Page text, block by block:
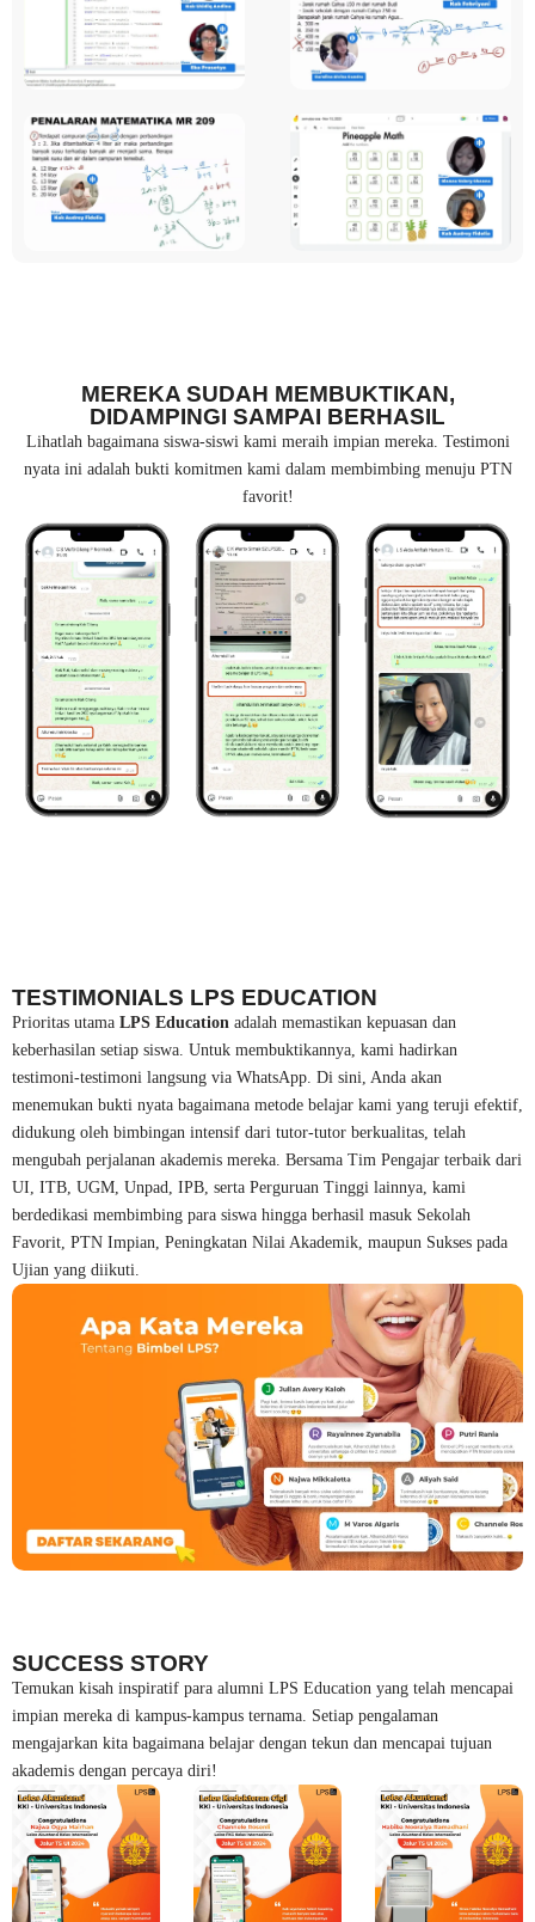
MEREKA SUDAH MEMBUKTIKAN,
DIDAMPINGI SAMPAI BERHASIL
Lihatlah bagaimana siswa-siswi kami meraih impian mereka. Testimoni
nyata ini adalah bukti komitmen kami dalam membimbing menuju PTN
favorit!
TESTIMONIALS LPS EDUCATION
Prioritas utama LPS Education adalah memastikan kepuasan dan
keberhasilan setiap siswa. Untuk membuktikannya, kami hadirkan
testimoni-testimoni langsung via WhatsApp. Di sini, Anda akan
menemukan bukti nyata bagaimana metode belajar kami yang teruji efektif,
didukung oleh bimbingan intensif dari tutor-tutor berkualitas, telah
mengubah perjalanan akademis mereka. Bersama Tim Pengajar terbaik dari
UI, ITB, UGM, Unpad, IPB, serta Perguruan Tinggi lainnya, kami
berdedikasi membimbing para siswa hingga berhasil masuk Sekolah
Favorit, PTN Impian, Peningkatan Nilai Akademik, maupun Sukses pada
Ujian yang diikuti.
SUCCESS STORY
Temukan kisah inspiratif para alumni LPS Education yang telah mencapai
impian mereka di kampus-kampus ternama. Setiap pengalaman
mengajarkan kita bagaimana belajar dengan tekun dan mencapai tujuan
akademis dengan percaya diri!